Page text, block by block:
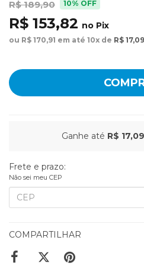
R$ 189,90 10% OFF
R$ 153,82 no Pix
ou R$ 170,91 em até 10x de R$ 17,09
Ganhe até R$ 17,09
Frete e prazo:
Não sei meu CEP
COMPARTILHAR